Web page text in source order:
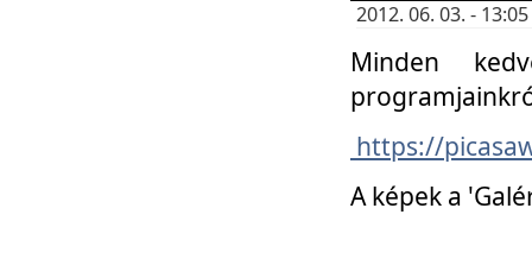
2012. 06. 03. -
Minden
https://
A képek a